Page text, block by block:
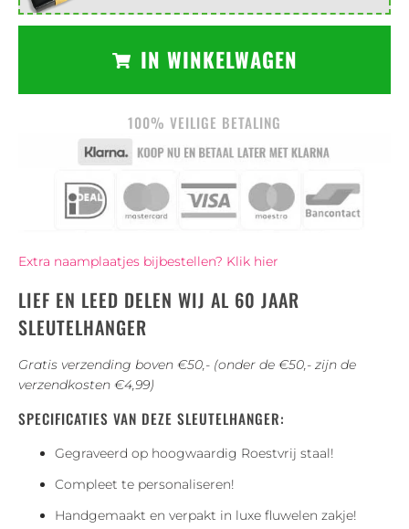
IN WINKELWAGEN
100% VEILIGE BETALING
Extra naamplaatjes bijbestellen? Klik hier
LIEF EN LEED DELEN WIJ AL 60 JAAR
SLEUTELHANGER
Gratis verzending boven €50,- (onder de €50,- zijn de
verzendkosten €4,99)
SPECIFICATIES VAN DEZE SLEUTELHANGER:
Gegraveerd op hoogwaardig Roestvrij staal!
Compleet te personaliseren!
Handgemaakt en verpakt in luxe fluwelen zakje!